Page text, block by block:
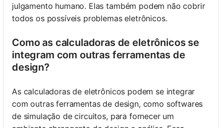
julgamento humano. Elas também podem não cobrir
todos os possíveis problemas eletrônicos.
Como as calculadoras de eletrônicos se
integram com outras ferramentas de
design?
As calculadoras de eletrônicos podem se integrar
com outras ferramentas de design, como softwares
de simulação de circuitos, para fornecer um